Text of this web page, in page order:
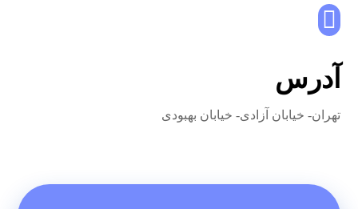
آدرس
تهران- خیابان آزادی- خیابان بهبودی